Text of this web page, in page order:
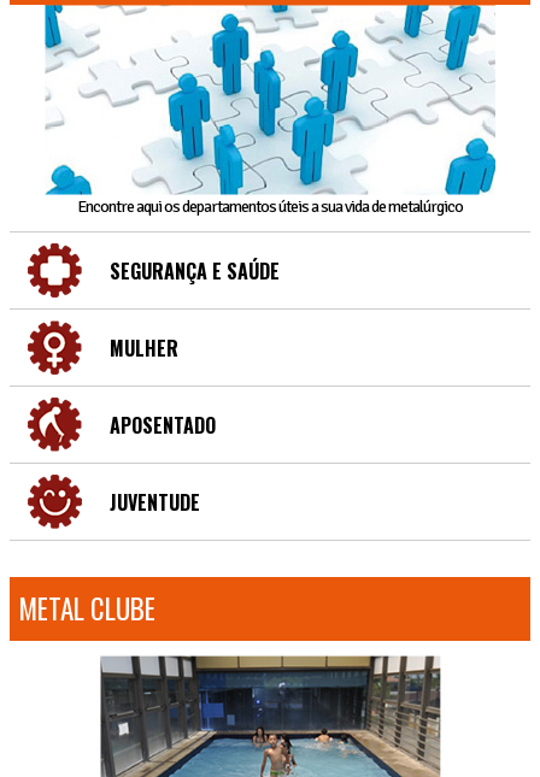
Encontre aqui os departamentos úteis a sua vida de metalúrgico
SEGURANÇA E SAÚDE
MULHER
APOSENTADO
JUVENTUDE
METAL CLUBE